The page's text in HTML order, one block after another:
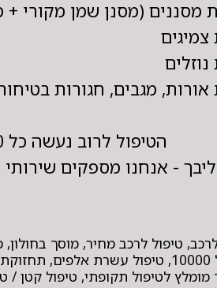
מסננים (מסנן שמן מקורי +
מגבים, חגורות
הטיפול לרוב נעשה כל 15,000 ק"מ או שנה, לפי מה שמגיע קודם – בהתאם להמלצת היצרן.
- אנחנו מספקים
15000, טיפול 10000, טיפול
מומלץ לטיפול תקופתי, טיפול קטן /